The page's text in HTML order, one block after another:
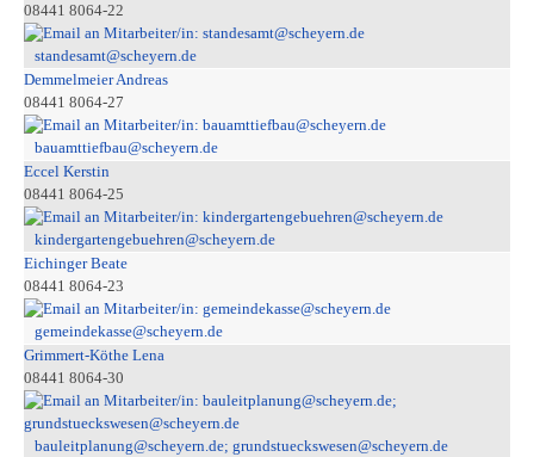
08441 8064-22
standesamt@scheyern.de
Demmelmeier Andreas
08441 8064-27
bauamttiefbau@scheyern.de
Eccel Kerstin
08441 8064-25
kindergartengebuehren@scheyern.de
Eichinger Beate
08441 8064-23
gemeindekasse@scheyern.de
Grimmert-Köthe Lena
08441 8064-30
bauleitplanung@scheyern.de; grundstueckswesen@scheyern.de